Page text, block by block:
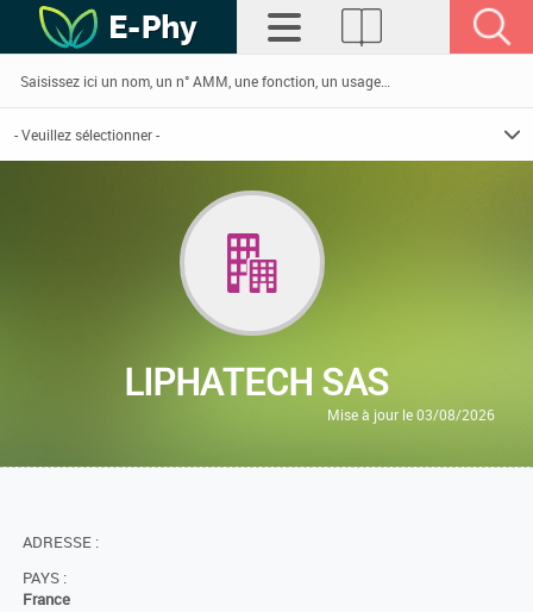
LIPHATECH SAS
Mise à jour le 03/08/2026
ADRESSE :
PAYS :
France